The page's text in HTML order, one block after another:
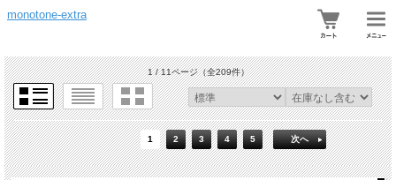
monotone-extra
1 / 11ページ（全209件）
1 2 3 4 5 次へ